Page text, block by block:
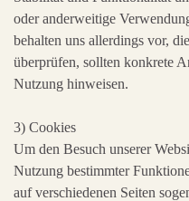
oder anderweitige
behalten uns allerdings vor,
überprüfen, sollten konkrete
Nutzung hinweisen.
3) Cookies
Um den Besuch unserer
Nutzung bestimmter
auf verschiedenen Seiten